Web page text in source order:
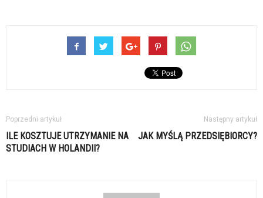
Poprzedni artykuł
ILE KOSZTUJE UTRZYMANIE NA
STUDIACH W HOLANDII?
Następny artykuł
JAK MYŚLĄ PRZEDSIĘBIORCY?